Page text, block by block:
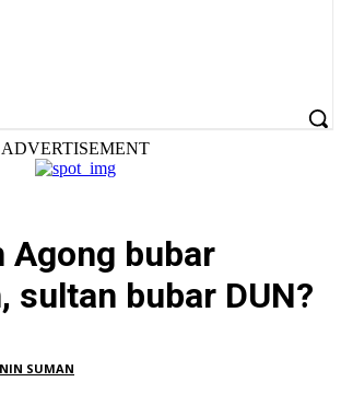
ADVERTISEMENT
Agong bubar
sultan bubar DUN?
SUMAN